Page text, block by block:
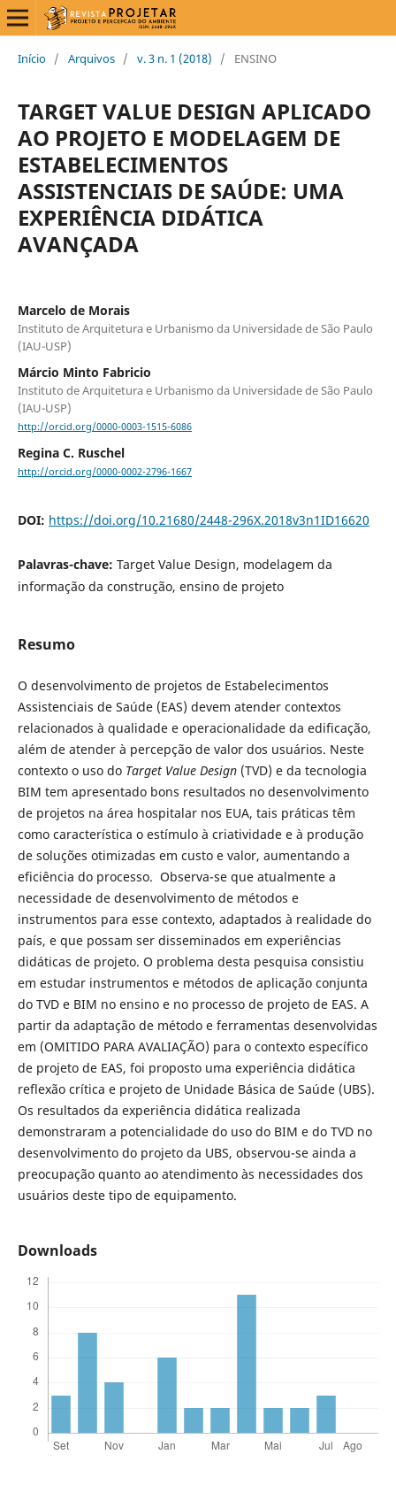
Início / Arquivos / v. 3 n. 1 (2018) / ENSINO
TARGET VALUE DESIGN APLICADO
AO PROJETO E MODELAGEM DE
ESTABELECIMENTOS
ASSISTENCIAIS DE SAÚDE: UMA
EXPERIÊNCIA DIDÁTICA
AVANÇADA
Marcelo de Morais
Instituto de Arquitetura e Urbanismo da Universidade de São Paulo
(IAU-USP)
Márcio Minto Fabricio
Instituto de Arquitetura e Urbanismo da Universidade de São Paulo
(IAU-USP)
http://orcid.org/0000-0003-1515-6086
Regina C. Ruschel
http://orcid.org/0000-0002-2796-1667
DOI: https://doi.org/10.21680/2448-296X.2018v3n1ID16620
Palavras-chave: Target Value Design, modelagem da
informação da construção, ensino de projeto
Resumo
O desenvolvimento de projetos de Estabelecimentos
Assistenciais de Saúde (EAS) devem atender contextos
relacionados à qualidade e operacionalidade da edificação,
além de atender à percepção de valor dos usuários. Neste
contexto o uso do Target Value Design(TVD) e da tecnologia
BIM tem apresentado bons resultados no desenvolvimento
de projetos na área hospitalar nos EUA, tais práticas têm
como característica o estímulo à criatividade e à produção
de soluções otimizadas em custo e valor, aumentando a
eficiência do processo. Observa-se que atualmente a
necessidade de desenvolvimento de métodos e
instrumentos para esse contexto, adaptados à realidade do
país, e que possam ser disseminados em experiências
didáticas de projeto. O problema desta pesquisa consistiu
em estudar instrumentos e métodos de aplicação conjunta
do TVD e BIM no ensino e no processo de projeto de EAS. A
partir da adaptação de método e ferramentas desenvolvidas
em (OMITIDO PARA AVALIAÇÃO) para o contexto específico
de projeto de EAS, foi proposto uma experiência didática
reflexão crítica e projeto de Unidade Básica de Saúde (UBS).
Os resultados da experiência didática realizada
demonstraram a potencialidade do uso do BIM e do TVD no
desenvolvimento do projeto da UBS, observou-se ainda a
preocupação quanto ao atendimento às necessidades dos
usuários deste tipo de equipamento.
Downloads